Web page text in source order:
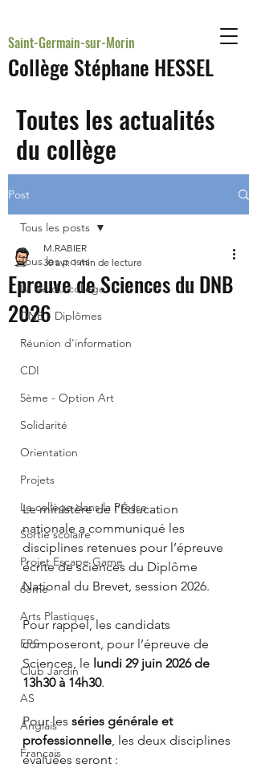
Collège Stéphane HESSEL
Saint-Germain-sur-Morin
Toutes les actualités
du collège
Post
Tous les posts
La vie du collège
DNB - Diplômes
Réunion d'information
CDI
5ème - Option Art
Solidarité
Orientation
Projets
Le collège dans la Presse
Sortie scolaire
Projet Escape Game
6ème
Arts Plastiques
EPS
Club Jardin
AS
Anglais
Français
Tous les posts
Epreuve de Sciences du DNB
2026
M.RABIER
30 avr. 1 min de lecture
Le ministère de l’Éducation
nationale a communiqué les
disciplines retenues pour l’épreuve
écrite de sciences du Diplôme
National du Brevet, session 2026.
Pour rappel, les candidats
composeront, pour l’épreuve de
Sciences, le lundi 29 juin 2026 de
13h30 à 14h30.
Pour les séries générale et
professionnelle, les deux disciplines
évaluées seront :